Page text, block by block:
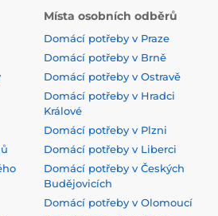
Místa osobních odběrů
Domácí potřeby v Praze
Domácí potřeby v Brně
Domácí potřeby v Ostravě
Domácí potřeby v Hradci
Králové
Domácí potřeby v Plzni
Domácí potřeby v Liberci
Domácí potřeby v Českých
Budějovicích
Domácí potřeby v Olomoucí